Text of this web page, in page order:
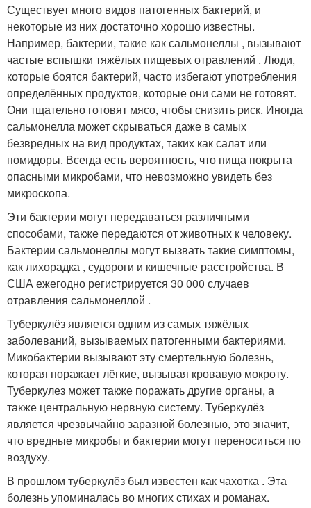
Существует много видов патогенных бактерий, и
некоторые из них достаточно хорошо известны.
Например, бактерии, такие как сальмонеллы , вызывают
частые вспышки тяжёлых пищевых отравлений . Люди,
которые боятся бактерий, часто избегают употребления
определённых продуктов, которые они сами не готовят.
Они тщательно готовят мясо, чтобы снизить риск. Иногда
сальмонелла может скрываться даже в самых
безвредных на вид продуктах, таких как салат или
помидоры. Всегда есть вероятность, что пища покрыта
опасными микробами, что невозможно увидеть без
микроскопа.
Эти бактерии могут передаваться различными
способами, также передаются от животных к человеку.
Бактерии сальмонеллы могут вызвать такие симптомы,
как лихорадка , судороги и кишечные расстройства. В
США ежегодно регистрируется 30 000 случаев
отравления сальмонеллой .
Туберкулёз является одним из самых тяжёлых
заболеваний, вызываемых патогенными бактериями.
Микобактерии вызывают эту смертельную болезнь,
которая поражает лёгкие, вызывая кровавую мокроту.
Туберкулез может также поражать другие органы, а
также центральную нервную систему. Туберкулёз
является чрезвычайно заразной болезнью, это значит,
что вредные микробы и бактерии могут переноситься по
воздуху.
В прошлом туберкулёз был известен как чахотка . Эта
болезнь упоминалась во многих стихах и романах.